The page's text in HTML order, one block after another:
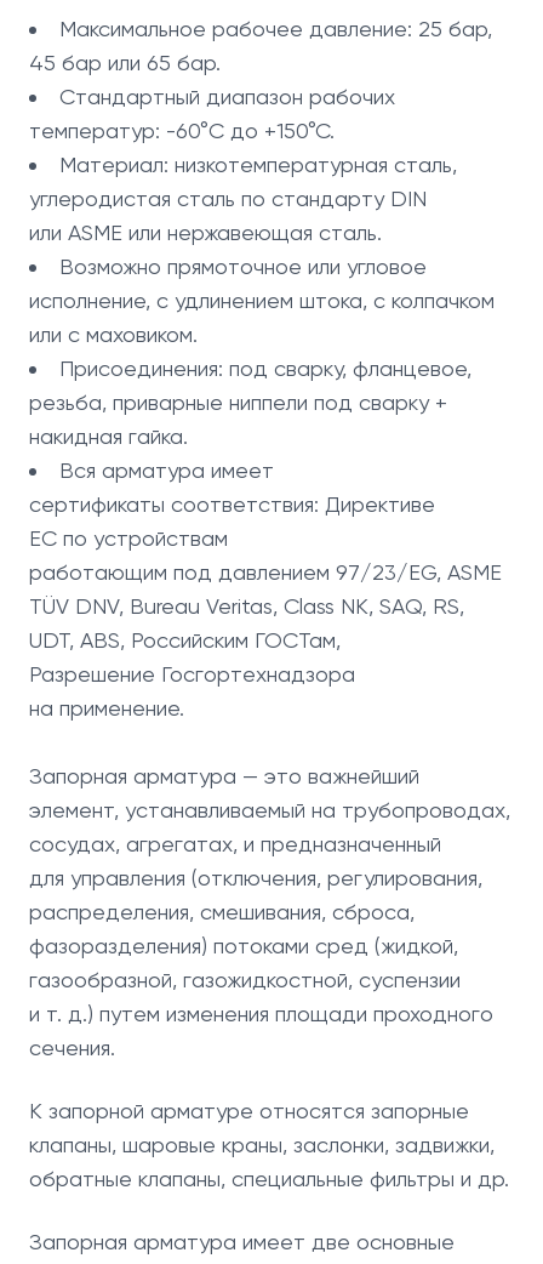
Максимальное рабочее давление: 25 бар,
45 бар или 65 бар.
Стандартный диапазон рабочих
температур: -60°C дo +150°C.
Материал: низкотемпературная сталь,
углеродистая сталь по стандарту DIN
или ASME или нержавеющая сталь.
Возможно прямоточное или угловое
исполнение, с удлинением штока, с колпачком
или с маховиком.
Присоединения: под сварку, фланцевое,
резьба, приварные ниппели под сварку +
накидная гайка.
Вся арматура имеет
сертификаты соответствия: Директиве
ЕС по устройствам
работающим под давлением 97/23/EG, ASME
TÜV DNV, Bureau Veritas, Class NK, SAQ, RS,
UDT, ABS, Российским ГОСТам,
Разрешение Госгортехнадзора
на применение.
Запорная арматура — это важнейший
элемент, устанавливаемый на трубопроводах,
сосудах, агрегатах, и предназначенный
для управления (отключения, регулирования,
распределения, смешивания, сброса,
фазоразделения) потоками сред (жидкой,
газообразной, газожидкостной, суспензии
и т. д.) путем изменения площади проходного
сечения.
К запорной арматуре относятся запорные
клапаны, шаровые краны, заслонки, задвижки,
обратные клапаны, специальные фильтры и др.
Запорная арматура имеет две основные